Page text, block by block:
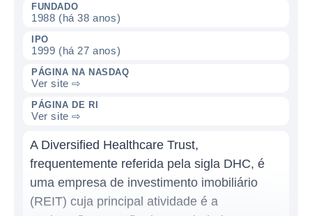
FUNDADO
1988 (há 38 anos)
IPO
1999 (há 27 anos)
PÁGINA NA NASDAQ
Ver site ⇨
PÁGINA DE RI
Ver site ⇨
A Diversified Healthcare Trust,
frequentemente referida pela sigla DHC, é
uma empresa de investimento imobiliário
(REIT) cuja principal atividade é a